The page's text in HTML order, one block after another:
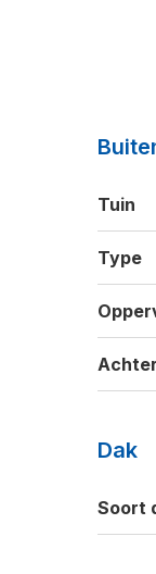
Tuin
Type
Dak
Soort